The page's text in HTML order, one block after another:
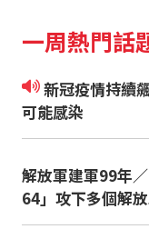
一周熱門話
新冠疫情持續飆升 常見八大症狀 沒發燒也
可能感染
解放軍建軍99年
64」攻下多個解